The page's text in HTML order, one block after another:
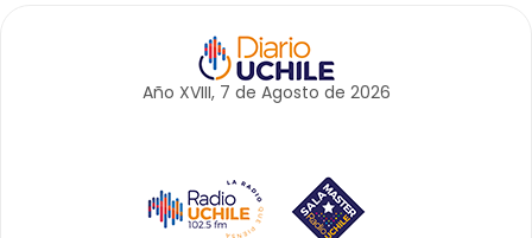
Año XVIII, 7 de Agosto de 2026